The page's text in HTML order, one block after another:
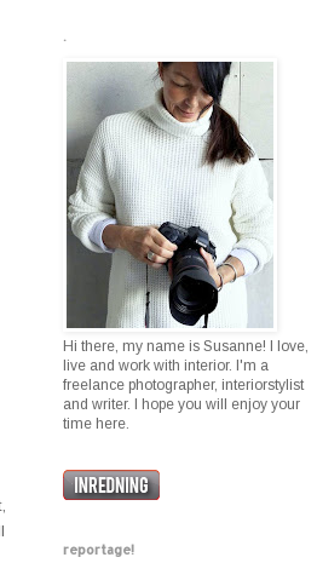
.
Hi there, my name is Susanne! I love,
live and work with interior. I'm a
freelance photographer, interiorstylist
and writer. I hope you will enjoy your
time here.
reportage!